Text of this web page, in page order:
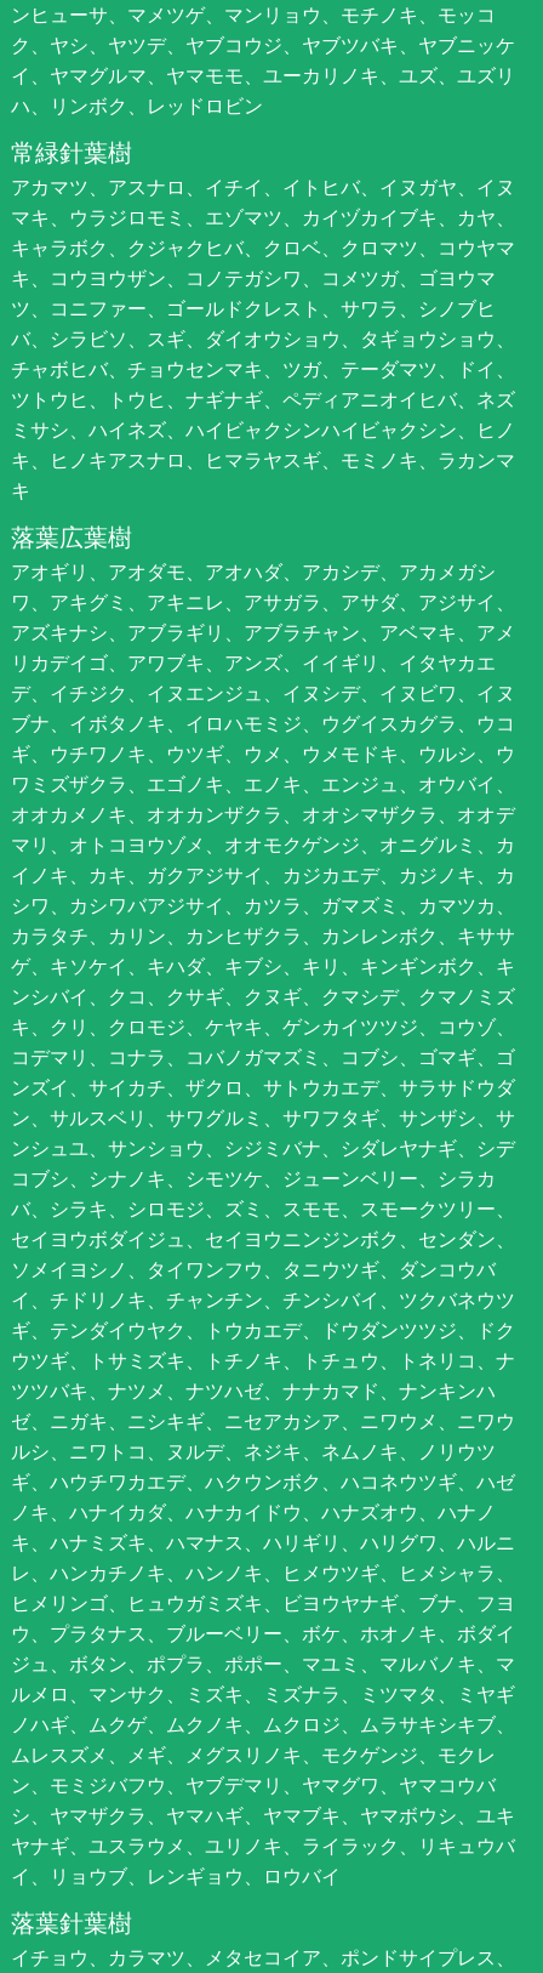
ンヒューサ、マメツゲ、マンリョウ、モチノキ、モッコ
ク、ヤシ、ヤツデ、ヤブコウジ、ヤブツバキ、ヤブニッケ
イ、ヤマグルマ、ヤマモモ、ユーカリノキ、ユズ、ユズリ
ハ、リンボク、レッドロビン
常緑針葉樹
アカマツ、アスナロ、イチイ、イトヒバ、イヌガヤ、イヌ
マキ、ウラジロモミ、エゾマツ、カイヅカイブキ、カヤ、
キャラボク、クジャクヒバ、クロベ、クロマツ、コウヤマ
キ、コウヨウザン、コノテガシワ、コメツガ、ゴヨウマ
ツ、コニファー、ゴールドクレスト、サワラ、シノブヒ
バ、シラビソ、スギ、ダイオウショウ、タギョウショウ、
チャボヒバ、チョウセンマキ、ツガ、テーダマツ、ドイ、
ツトウヒ、トウヒ、ナギナギ、ペディアニオイヒバ、ネズ
ミサシ、ハイネズ、ハイビャクシンハイビャクシン、ヒノ
キ、ヒノキアスナロ、ヒマラヤスギ、モミノキ、ラカンマ
キ
落葉広葉樹
アオギリ、アオダモ、アオハダ、アカシデ、アカメガシ
ワ、アキグミ、アキニレ、アサガラ、アサダ、アジサイ、
アズキナシ、アブラギリ、アブラチャン、アベマキ、アメ
リカデイゴ、アワブキ、アンズ、イイギリ、イタヤカエ
デ、イチジク、イヌエンジュ、イヌシデ、イヌビワ、イヌ
ブナ、イボタノキ、イロハモミジ、ウグイスカグラ、ウコ
ギ、ウチワノキ、ウツギ、ウメ、ウメモドキ、ウルシ、ウ
ワミズザクラ、エゴノキ、エノキ、エンジュ、オウバイ、
オオカメノキ、オオカンザクラ、オオシマザクラ、オオデ
マリ、オトコヨウゾメ、オオモクゲンジ、オニグルミ、カ
イノキ、カキ、ガクアジサイ、カジカエデ、カジノキ、カ
シワ、カシワバアジサイ、カツラ、ガマズミ、カマツカ、
カラタチ、カリン、カンヒザクラ、カンレンボク、キササ
ゲ、キソケイ、キハダ、キブシ、キリ、キンギンボク、キ
ンシバイ、クコ、クサギ、クヌギ、クマシデ、クマノミズ
キ、クリ、クロモジ、ケヤキ、ゲンカイツツジ、コウゾ、
コデマリ、コナラ、コバノガマズミ、コブシ、ゴマギ、ゴ
ンズイ、サイカチ、ザクロ、サトウカエデ、サラサドウダ
ン、サルスベリ、サワグルミ、サワフタギ、サンザシ、サ
ンシュユ、サンショウ、シジミバナ、シダレヤナギ、シデ
コブシ、シナノキ、シモツケ、ジューンベリー、シラカ
バ、シラキ、シロモジ、ズミ、スモモ、スモークツリー、
セイヨウボダイジュ、セイヨウニンジンボク、センダン、
ソメイヨシノ、タイワンフウ、タニウツギ、ダンコウバ
イ、チドリノキ、チャンチン、チンシバイ、ツクバネウツ
ギ、テンダイウヤク、トウカエデ、ドウダンツツジ、ドク
ウツギ、トサミズキ、トチノキ、トチュウ、トネリコ、ナ
ツツバキ、ナツメ、ナツハゼ、ナナカマド、ナンキンハ
ゼ、ニガキ、ニシキギ、ニセアカシア、ニワウメ、ニワウ
ルシ、ニワトコ、ヌルデ、ネジキ、ネムノキ、ノリウツ
ギ、ハウチワカエデ、ハクウンボク、ハコネウツギ、ハゼ
ノキ、ハナイカダ、ハナカイドウ、ハナズオウ、ハナノ
キ、ハナミズキ、ハマナス、ハリギリ、ハリグワ、ハルニ
レ、ハンカチノキ、ハンノキ、ヒメウツギ、ヒメシャラ、
ヒメリンゴ、ヒュウガミズキ、ビヨウヤナギ、ブナ、フヨ
ウ、プラタナス、ブルーベリー、ボケ、ホオノキ、ボダイ
ジュ、ボタン、ポプラ、ポポー、マユミ、マルバノキ、マ
ルメロ、マンサク、ミズキ、ミズナラ、ミツマタ、ミヤギ
ノハギ、ムクゲ、ムクノキ、ムクロジ、ムラサキシキブ、
ムレスズメ、メギ、メグスリノキ、モクゲンジ、モクレ
ン、モミジバフウ、ヤブデマリ、ヤマグワ、ヤマコウバ
シ、ヤマザクラ、ヤマハギ、ヤマブキ、ヤマボウシ、ユキ
ヤナギ、ユスラウメ、ユリノキ、ライラック、リキュウバ
イ、リョウブ、レンギョウ、ロウバイ
落葉針葉樹
イチョウ、カラマツ、メタセコイア、ポンドサイプレス、